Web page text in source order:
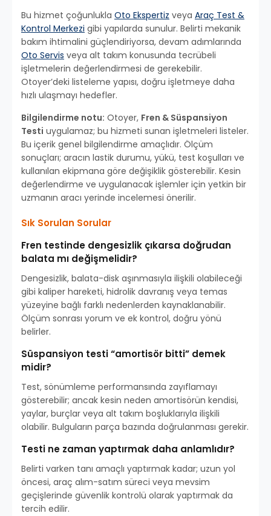
Bu hizmet çoğunlukla Oto Ekspertiz veya Araç Test &
Kontrol Merkezi gibi yapılarda sunulur. Belirti mekanik
bakım ihtimalini güçlendiriyorsa, devam adımlarında
Oto Servis veya alt takım konusunda tecrübeli
işletmelerin değerlendirmesi de gerekebilir.
Otoyer’deki listeleme yapısı, doğru işletmeye daha
hızlı ulaşmayı hedefler.
Bilgilendirme notu: Otoyer, Fren & Süspansiyon
Testi uygulamaz; bu hizmeti sunan işletmeleri listeler.
Bu içerik genel bilgilendirme amaçlıdır. Ölçüm
sonuçları; aracın lastik durumu, yükü, test koşulları ve
kullanılan ekipmana göre değişiklik gösterebilir. Kesin
değerlendirme ve uygulanacak işlemler için yetkin bir
uzmanın aracı yerinde incelemesi önerilir.
Sık Sorulan Sorular
Fren testinde dengesizlik çıkarsa doğrudan
balata mı değişmelidir?
Dengesizlik, balata-disk aşınmasıyla ilişkili olabileceği
gibi kaliper hareketi, hidrolik davranış veya temas
yüzeyine bağlı farklı nedenlerden kaynaklanabilir.
Ölçüm sonrası yorum ve ek kontrol, doğru yönü
belirler.
Süspansiyon testi “amortisör bitti” demek
midir?
Test, sönümleme performansında zayıflamayı
gösterebilir; ancak kesin neden amortisörün kendisi,
yaylar, burçlar veya alt takım boşluklarıyla ilişkili
olabilir. Bulguların parça bazında doğrulanması gerekir.
Testi ne zaman yaptırmak daha anlamlıdır?
Belirti varken tanı amaçlı yaptırmak kadar; uzun yol
öncesi, araç alım-satım süreci veya mevsim
geçişlerinde güvenlik kontrolü olarak yaptırmak da
tercih edilir.